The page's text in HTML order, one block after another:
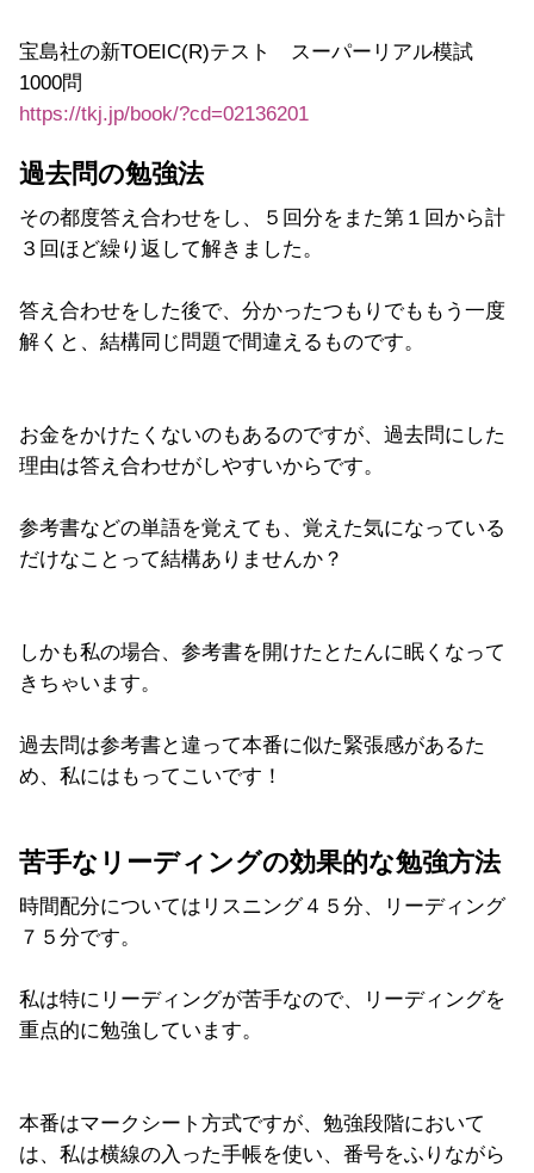
宝島社の新TOEIC(R)テスト スーパーリアル模試
1000問
https://tkj.jp/book/?cd=02136201
過去問の勉強法
その都度答え合わせをし、５回分をまた第１回から計
３回ほど繰り返して解きました。
答え合わせをした後で、分かったつもりでももう一度
解くと、結構同じ問題で間違えるものです。
お金をかけたくないのもあるのですが、過去問にした
理由は答え合わせがしやすいからです。
参考書などの単語を覚えても、覚えた気になっている
だけなことって結構ありませんか？
しかも私の場合、参考書を開けたとたんに眠くなって
きちゃいます。
過去問は参考書と違って本番に似た緊張感があるた
め、私にはもってこいです！
苦手なリーディングの効果的な勉強方法
時間配分についてはリスニング４５分、リーディング
７５分です。
私は特にリーディングが苦手なので、リーディングを
重点的に勉強しています。
本番はマークシート方式ですが、勉強段階において
は、私は横線の入った手帳を使い、番号をふりながら